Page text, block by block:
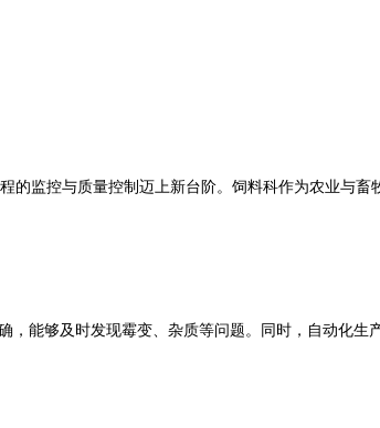
的监控与质量控制迈上新台阶。饲料科作为农业与畜
能够及时发现霉变、杂质等问题。同时，自动化生